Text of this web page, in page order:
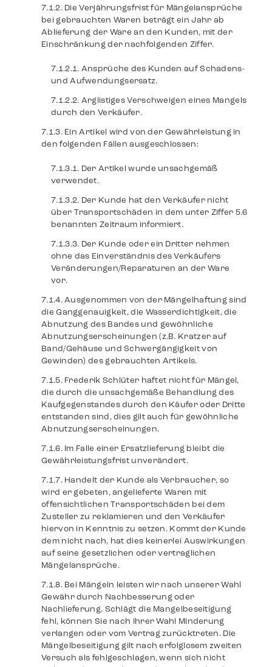
Die Verjährungsfrist für Mängelansprüche
bei gebrauchten Waren beträgt ein Jahr ab
Ablieferung der Ware an den Kunden, mit der
Einschränkung der nachfolgenden Ziffer.
Ansprüche des Kunden auf Schadens-
und Aufwendungsersatz.
Arglistiges Verschweigen eines Mangels
durch den Verkäufer.
Ein Artikel wird von der Gewährleistung in
den folgenden Fällen ausgeschlossen:
Der Artikel wurde unsachgemäß
verwendet.
Der Kunde hat den Verkäufer nicht
über Transportschäden in dem unter Ziffer 5.6
benannten Zeitraum informiert.
Der Kunde oder ein Dritter nehmen
ohne das Einverständnis des Verkäufers
Veränderungen/Reparaturen an der Ware
vor.
Ausgenommen von der Mängelhaftung sind
die Ganggenauigkeit, die Wasserdichtigkeit, die
Abnutzung des Bandes und gewöhnliche
Abnutzungserscheinungen (z.B. Kratzer auf
Band/Gehäuse und Schwergängigkeit von
Gewinden) des gebrauchten Artikels.
Frederik Schlüter haftet nicht für Mängel,
die durch die unsachgemäße Behandlung des
Kaufgegenstandes durch den Käufer oder Dritte
entstanden sind, dies gilt auch für gewöhnliche
Abnutzungserscheinungen.
Im Falle einer Ersatzlieferung bleibt die
Gewährleistungsfrist unverändert.
Handelt der Kunde als Verbraucher, so
wird er gebeten, angelieferte Waren mit
offensichtlichen Transportschäden bei dem
Zusteller zu reklamieren und den Verkäufer
hiervon in Kenntnis zu setzen. Kommt der Kunde
dem nicht nach, hat dies keinerlei Auswirkungen
auf seine gesetzlichen oder vertraglichen
Mängelansprüche.
Bei Mängeln leisten wir nach unserer Wahl
Gewähr durch Nachbesserung oder
Nachlieferung. Schlägt die Mangelbeseitigung
fehl, können Sie nach Ihrer Wahl Minderung
verlangen oder vom Vertrag zurücktreten. Die
Mängelbeseitigung gilt nach erfolglosem zweiten
Versuch als fehlgeschlagen, wenn sich nicht